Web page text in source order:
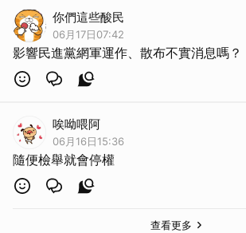
你們這些酸民
06月17日07:42
影響民進黨網軍運作、散布不實消息嗎？
唉呦喂阿
06月16日15:36
隨便檢舉就會停權
查看更多